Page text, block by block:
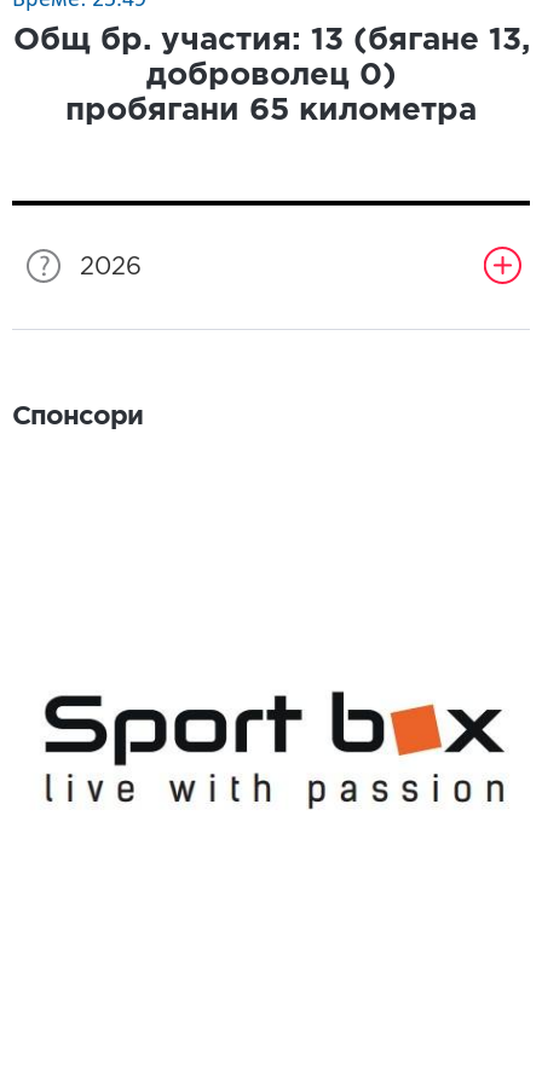
Общ бр. участия: 13 (бягане 13,
доброволец 0)
пробягани 65 километра
2026
Спонсори